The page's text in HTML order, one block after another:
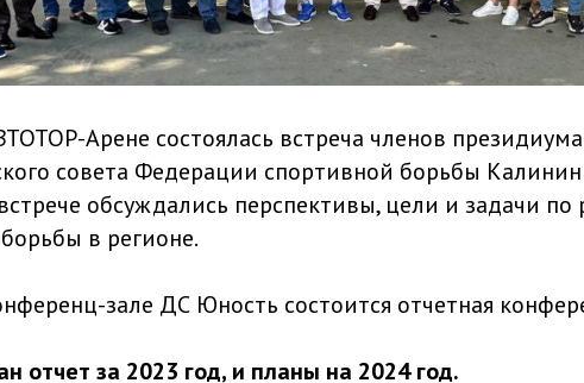
Арене состоялась встреча членов
совета Федерации спортивной борьбы
обсуждались перспективы, цели и задачи
в регионе.
зале ДС Юность состоится отчетная
отчет за 2023 год, и планы на 2024 год.